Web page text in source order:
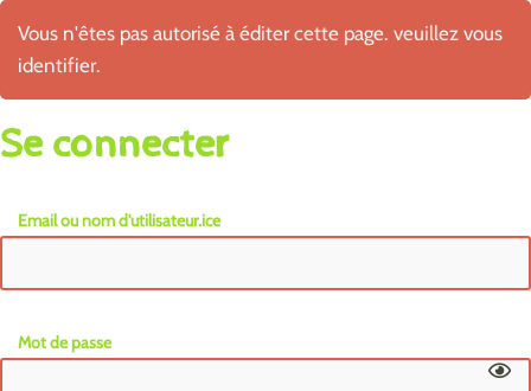
Vous n'êtes pas autorisé à éditer cette page. veuillez vous
identifier.
Se connecter
Email ou nom d'utilisateur.ice
Mot de passe